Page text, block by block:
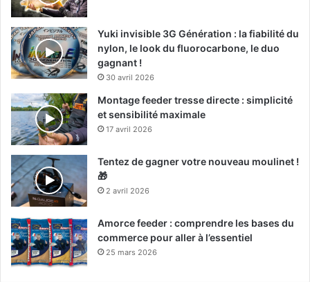
Yuki invisible 3G Génération : la fiabilité du
nylon, le look du fluorocarbone, le duo
gagnant !
30 avril 2026
Montage feeder tresse directe : simplicité
et sensibilité maximale
17 avril 2026
Tentez de gagner votre nouveau moulinet !
🎁
2 avril 2026
Amorce feeder : comprendre les bases du
commerce pour aller à l’essentiel
25 mars 2026